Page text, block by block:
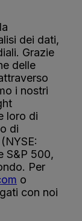
dei dati,
Grazie
delle
i nostri
loro di
di
S&P 500,
Per
o
con noi